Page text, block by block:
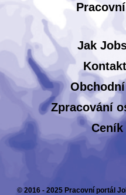
Jak
Zpracování
Ceník
© 2016 - 2025 Pracovní portál